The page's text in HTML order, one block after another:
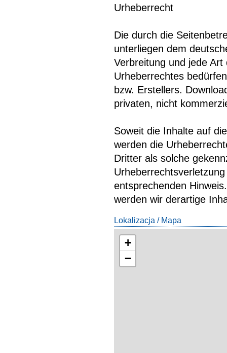
Urheberrecht
Die durch die
unterliegen dem
Verbreitung und jede
Urheberrechtes
bzw. Erstellers.
privaten, nicht
Soweit die Inhalte auf
werden die
Dritter als solche
entsprechenden
werden wir derartige
Lokalizacja / Mapa
+
−